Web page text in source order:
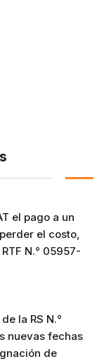
el pago a un
el costo,
N.° 05957-
la RS N.°
nuevas fechas
de